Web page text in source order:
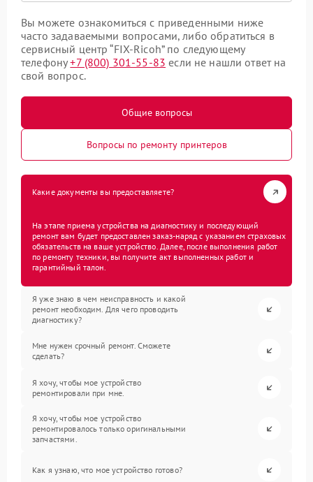
Вы можете ознакомиться с приведенными ниже
часто задаваемыми вопросами, либо обратиться в
сервисный центр “FIX-Ricoh” по следующему
телефону+7 (800) 301-55-83 если не нашли ответ на
свой вопрос.
Общие вопросы
Вопросы по ремонту принтеров
Какие документы вы предоставляете?
На этапе приема устройства на диагностику и последующий
ремонт вам будет предоставлен заказ-наряд с указанием страховых
обязательств на ваше устройство. Далее, после выполнения работ
по ремонту техники, вы получите акт выполненных работ и
гарантийный талон.
Я уже знаю в чем неисправность и какой
ремонт необходим. Для чего проводить
диагностику?
Мне нужен срочный ремонт. Сможете
сделать?
Я хочу, чтобы мое устройство
ремонтировали при мне.
Я хочу, чтобы мое устройство
ремонтировалось только оригинальными
запчастями.
Как я узнаю, что мое устройство готово?